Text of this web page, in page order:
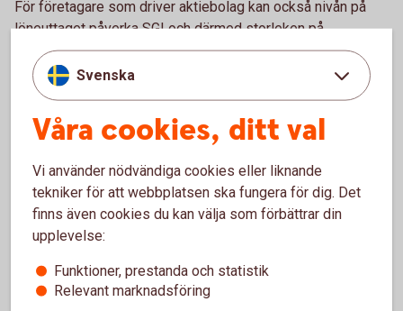
För företagare som driver aktiebolag kan också nivån på
löneuttaget påverka SGI och därmed storleken på
ersättningen.
Skydda din sjukpenninggrundande
inkomst
Din SGI kan påverkas om du till exempel slutar arbeta eller
inte längre har någon inkomst från ditt företag. I vissa
situationer är din SGI dock skyddad, till exempel när du
redan får ersättning från socialförsäkringen.
Att hålla koll på sin SGI är viktigt för att säkerställa att du
har rätt till ersättning vid sjukdom eller andra situationer där
Svenska
Våra cookies, ditt val
Vi använder nödvändiga cookies eller liknande
tekniker för att webbplatsen ska fungera för dig. Det
finns även cookies du kan välja som förbättrar din
upplevelse:
Funktioner, prestanda och statistik
Relevant marknadsföring